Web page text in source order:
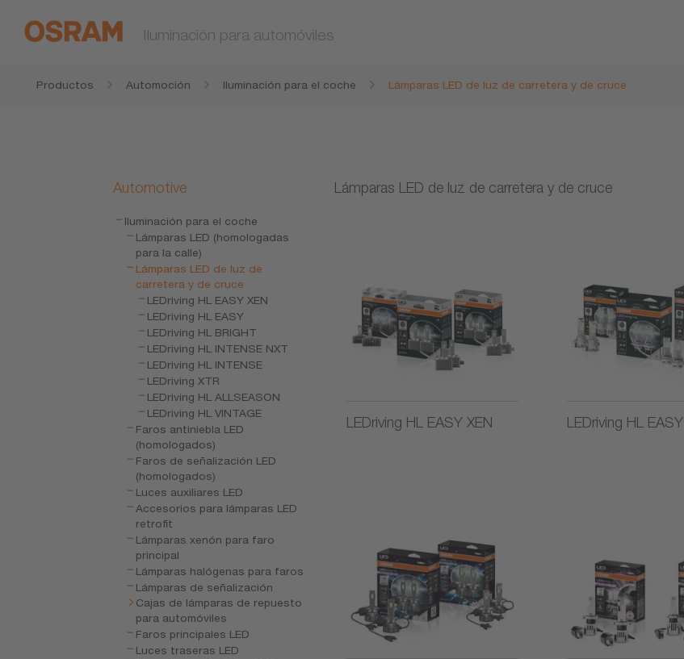
Iluminación para automóviles
Productos Automoción Iluminación para el coche Lámparas LED de luz de carretera y de cruce
Automotive
Iluminación para el coche
Lámparas LED (homologadas
para la calle)
Lámparas LED de luz de
carretera y de cruce
LEDriving HL EASY XEN
LEDriving HL EASY
LEDriving HL BRIGHT
LEDriving HL INTENSE NXT
LEDriving HL INTENSE
LEDriving XTR
LEDriving HL ALLSEASON
LEDriving HL VINTAGE
Faros antiniebla LED
(homologados)
Faros de señalización LED
(homologados)
Luces auxiliares LED
Accesorios para lámparas LED
retrofit
Lámparas xenón para faro
principal
Lámparas halógenas para faros
Lámparas de señalización
Cajas de lámparas de repuesto
para automóviles
Faros principales LED
Luces traseras LED
Lámparas LED de luz de carretera y de cruce
LEDriving HL EASY XEN LEDriving HL EASY